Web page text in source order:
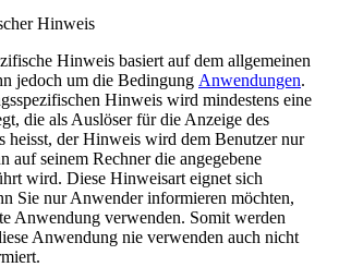
Hinweis
Hinweis basiert auf dem allgemeinen
jedoch um die Bedingung Anwendungen.
Hinweis wird mindestens eine
die als Auslöser für die Anzeige des
heisst, der Hinweis wird dem Benutzer nur
auf seinem Rechner die angegebene
wird. Diese Hinweisart eignet sich
Sie nur Anwender informieren möchten,
Anwendung verwenden. Somit werden
Anwendung nie verwenden auch nicht